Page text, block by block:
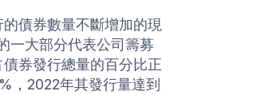
債券數量不斷增加的現
一大部分代表公司籌募
券發行總量的百分比正
，2022年其發行量達到